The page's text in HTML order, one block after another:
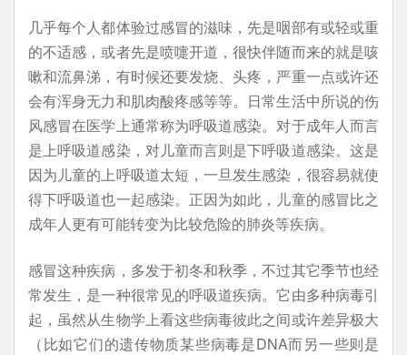
几乎每个人都体验过感冒的滋味，先是咽部有或轻或重
的不适感，或者先是喷嚏开道，很快伴随而来的就是咳
嗽和流鼻涕，有时候还要发烧、头疼，严重一点或许还
会有浑身无力和肌肉酸疼感等等。日常生活中所说的伤
风感冒在医学上通常称为呼吸道感染。对于成年人而言
是上呼吸道感染，对儿童而言则是下呼吸道感染。这是
因为儿童的上呼吸道太短，一旦发生感染，很容易就使
得下呼吸道也一起感染。正因为如此，儿童的感冒比之
成年人更有可能转变为比较危险的肺炎等疾病。
感冒这种疾病，多发于初冬和秋季，不过其它季节也经
常发生，是一种很常见的呼吸道疾病。它由多种病毒引
起，虽然从生物学上看这些病毒彼此之间或许差异极大
（比如它们的遗传物质某些病毒是DNA而另一些则是